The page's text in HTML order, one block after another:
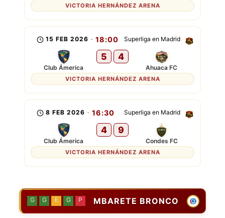
VICTORIA HERNÁNDEZ ARENA
Superliga en Madrid
15 FEB 2026 - 18:00
Club Ámerica
5 4
Ahuaca FC
VICTORIA HERNÁNDEZ ARENA
Superliga en Madrid
8 FEB 2026 - 16:30
Club Ámerica
4 9
Condes FC
VICTORIA HERNÁNDEZ ARENA
MBARETE BRONCO
G G E G P